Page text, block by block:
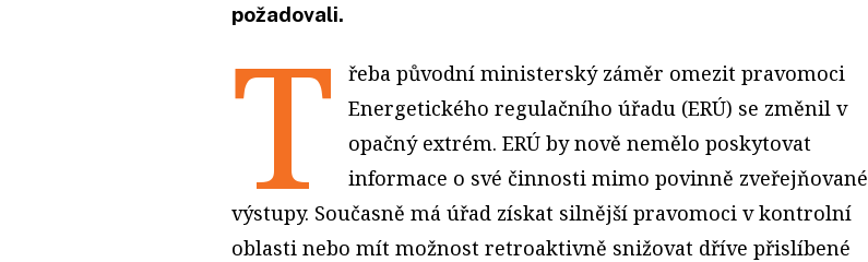
požadovali.
T
řeba původní ministerský záměr omezit pravomoci
Energetického regulačního úřadu (ERÚ) se změnil v
opačný extrém. ERÚ by nově nemělo poskytovat
informace o své činnosti mimo povinně zveřejňované
výstupy. Současně má úřad získat silnější pravomoci v kontrolní
oblasti nebo mít možnost retroaktivně snižovat dříve přislíbené